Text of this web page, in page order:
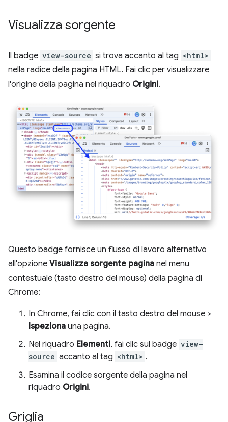
Visualizza sorgente
Il badge view-source si trova accanto al tag <html>
nella radice della pagina HTML. Fai clic per visualizzare
l'origine della pagina nel riquadro Origini.
Questo badge fornisce un flusso di lavoro alternativo
all'opzione Visualizza sorgente pagina nel menu
contestuale (tasto destro del mouse) della pagina di
Chrome:
In Chrome, fai clic con il tasto destro del mouse >
Ispeziona una pagina.
Nel riquadro Elementi, fai clic sul badge view-
source accanto al tag <html> .
Esamina il codice sorgente della pagina nel
riquadro Origini.
Griglia